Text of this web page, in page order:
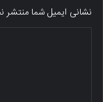
نشانی ایمیل شما منتشر